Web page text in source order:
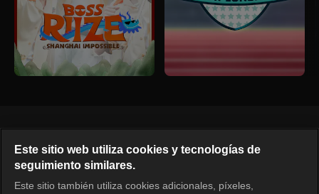
Español
KOCOWA+ Redes sociales
Este sitio web utiliza cookies y tecnologías de
seguimiento similares.
Este sitio también utiliza cookies adicionales, píxeles,